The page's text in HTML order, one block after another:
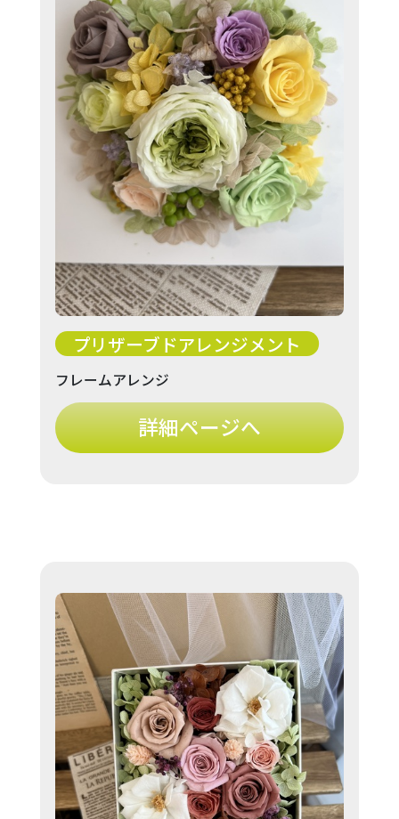
プリザーブドアレンジメント
フレームアレンジ
詳細ページへ